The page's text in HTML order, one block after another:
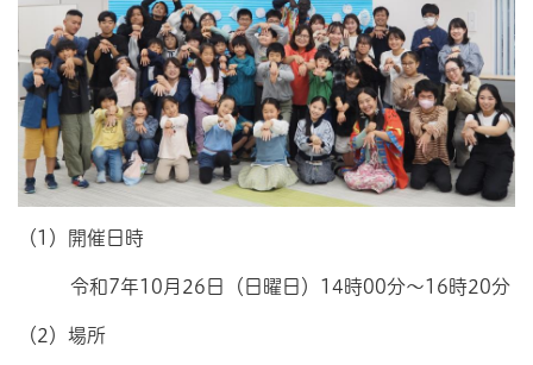
（1）開催日時
令和7年10月26日（日曜日）14時00分～16時20分
（2）場所